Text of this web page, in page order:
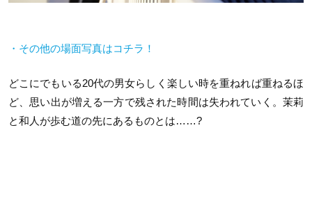
・その他の場面写真はコチラ！
どこにでもいる20代の男女らしく楽しい時を重ねれば重ねるほ
ど、思い出が増える一方で残された時間は失われていく。茉莉
と和人が歩む道の先にあるものとは……?